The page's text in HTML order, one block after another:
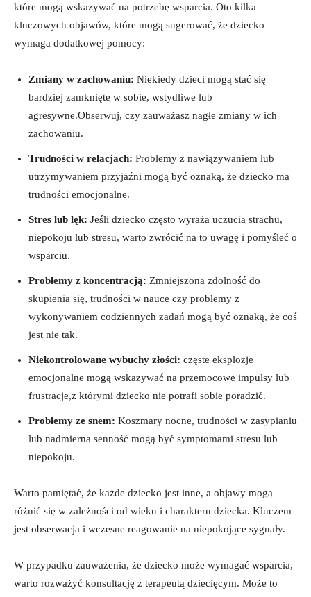
które mogą wskazywać na potrzebę wsparcia. Oto kilka
kluczowych objawów, które mogą sugerować, że dziecko
wymaga dodatkowej pomocy:
Zmiany w zachowaniu: Niekiedy dzieci mogą stać się
bardziej zamknięte w sobie, wstydliwe lub
agresywne.Obserwuj, czy zauważasz nagłe zmiany w ich
zachowaniu.
Trudności w relacjach: Problemy z nawiązywaniem lub
utrzymywaniem przyjaźni mogą być oznaką, że dziecko ma
trudności emocjonalne.
Stres lub lęk: Jeśli dziecko często wyraża uczucia strachu,
niepokoju lub stresu, warto zwrócić na to uwagę i pomyśleć o
wsparciu.
Problemy z koncentracją: Zmniejszona zdolność do
skupienia się, trudności w nauce czy problemy z
wykonywaniem codziennych zadań mogą być oznaką, że coś
jest nie tak.
Niekontrolowane wybuchy złości: częste eksplozje
emocjonalne mogą wskazywać na przemocowe impulsy lub
frustracje,z którymi dziecko nie potrafi sobie poradzić.
Problemy ze snem: Koszmary nocne, trudności w zasypianiu
lub nadmierna senność mogą być symptomami stresu lub
niepokoju.
Warto pamiętać, że każde dziecko jest inne, a objawy mogą
różnić się w zależności od wieku i charakteru dziecka. Kluczem
jest obserwacja i wczesne reagowanie na niepokojące sygnały.
W przypadku zauważenia, że dziecko może wymagać wsparcia,
warto rozważyć konsultację z terapeutą dziecięcym. Może to